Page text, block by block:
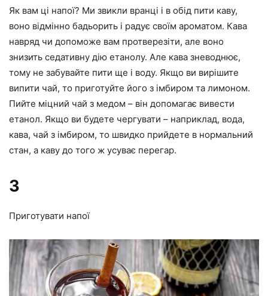
Як вам ці напої? Ми звикли вранці і в обід пити каву,
воно відмінно бадьорить і радує своїм ароматом. Кава
навряд чи допоможе вам протверезіти, але воно
знизить седативну дію етанолу. Але кава зневоднює,
тому не забувайте пити ще і воду. Якщо ви вирішите
випити чай, то приготуйте його з імбиром та лимоном.
Пийте міцний чай з медом – він допомагає вивести
етанол. Якщо ви будете чергувати – наприклад, вода,
кава, чай з імбиром, то швидко прийдете в нормальний
стан, а каву до того ж усуває перегар.
3
Приготувати напої